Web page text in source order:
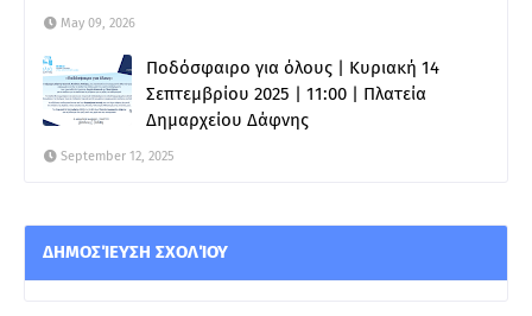
May 09, 2026
Ποδόσφαιρο για όλους | Κυριακή 14
Σεπτεμβρίου 2025 | 11:00 | Πλατεία
Δημαρχείου Δάφνης
September 12, 2025
ΔΗΜΟΣΊΕΥΣΗ ΣΧΟΛΊΟΥ